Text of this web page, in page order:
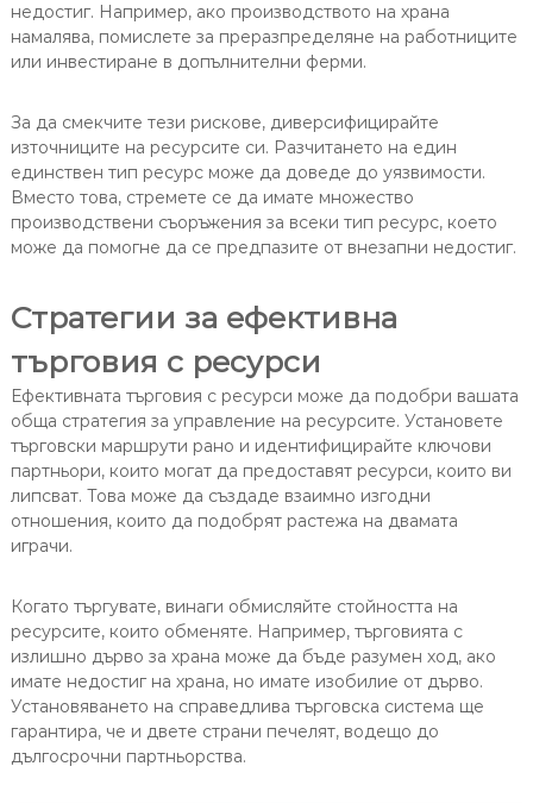
недостиг. Например, ако производството на храна
намалява, помислете за преразпределяне на работниците
или инвестиране в допълнителни ферми.
За да смекчите тези рискове, диверсифицирайте
източниците на ресурсите си. Разчитането на един
единствен тип ресурс може да доведе до уязвимости.
Вместо това, стремете се да имате множество
производствени съоръжения за всеки тип ресурс, което
може да помогне да се предпазите от внезапни недостиг.
Стратегии за ефективна
търговия с ресурси
Ефективната търговия с ресурси може да подобри вашата
обща стратегия за управление на ресурсите. Установете
търговски маршрути рано и идентифицирайте ключови
партньори, които могат да предоставят ресурси, които ви
липсват. Това може да създаде взаимно изгодни
отношения, които да подобрят растежа на двамата
играчи.
Когато търгувате, винаги обмисляйте стойността на
ресурсите, които обменяте. Например, търговията с
излишно дърво за храна може да бъде разумен ход, ако
имате недостиг на храна, но имате изобилие от дърво.
Установяването на справедлива търговска система ще
гарантира, че и двете страни печелят, водещо до
дългосрочни партньорства.